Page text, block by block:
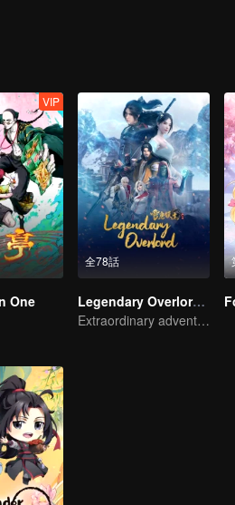
VIP
One
全78話
Legendary Overlord S2
Extraordinary adventure, a teenager reborn from adversity.